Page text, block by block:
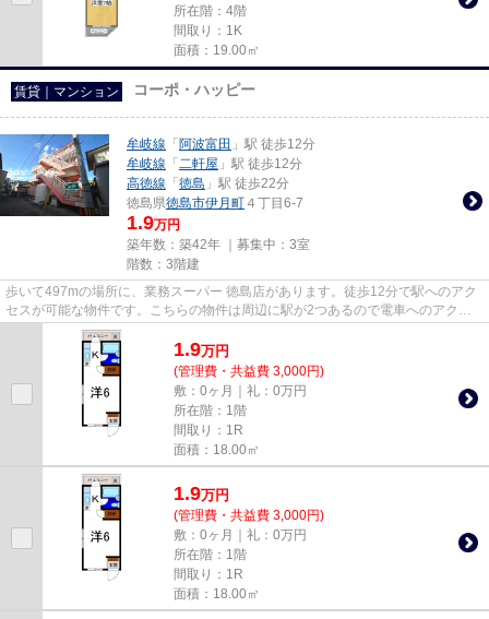
所在階：4階
間取り：1K
面積：19.00㎡
賃貸｜マンション コーポ・ハッピー
牟岐線 「 阿波富田 」駅 徒歩12分
牟岐線 「 二軒屋 」駅 徒歩12分
高徳線 「 徳島 」駅 徒歩22分
徳島県徳島市伊月町 ４丁目6-7
1.9万円
築年数：築42年 ｜募集中： 3室
階数：3階建
歩いて497mの場所に、業務スーパー 徳島店があります。徒歩12分で駅へのアク
セスが可能な物件です。こちらの物件は周辺に駅が2つあるので電車へのアクセ
スが便利な物件です。いつでも...
1.9万円
(管理費・共益費 3,000円)
敷：0ヶ月｜礼：0万円
所在階：1階
間取り：1R
面積：18.00㎡
1.9万円
(管理費・共益費 3,000円)
敷：0ヶ月｜礼：0万円
所在階：1階
間取り：1R
面積：18.00㎡